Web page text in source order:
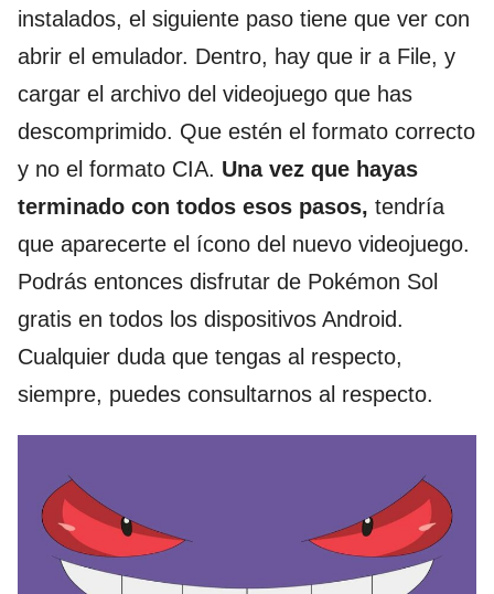
instalados, el siguiente paso tiene que ver con
abrir el emulador. Dentro, hay que ir a File, y
cargar el archivo del videojuego que has
descomprimido. Que estén el formato correcto
y no el formato CIA. Una vez que hayas
terminado con todos esos pasos, tendría
que aparecerte el ícono del nuevo videojuego.
Podrás entonces disfrutar de Pokémon Sol
gratis en todos los dispositivos Android.
Cualquier duda que tengas al respecto,
siempre, puedes consultarnos al respecto.